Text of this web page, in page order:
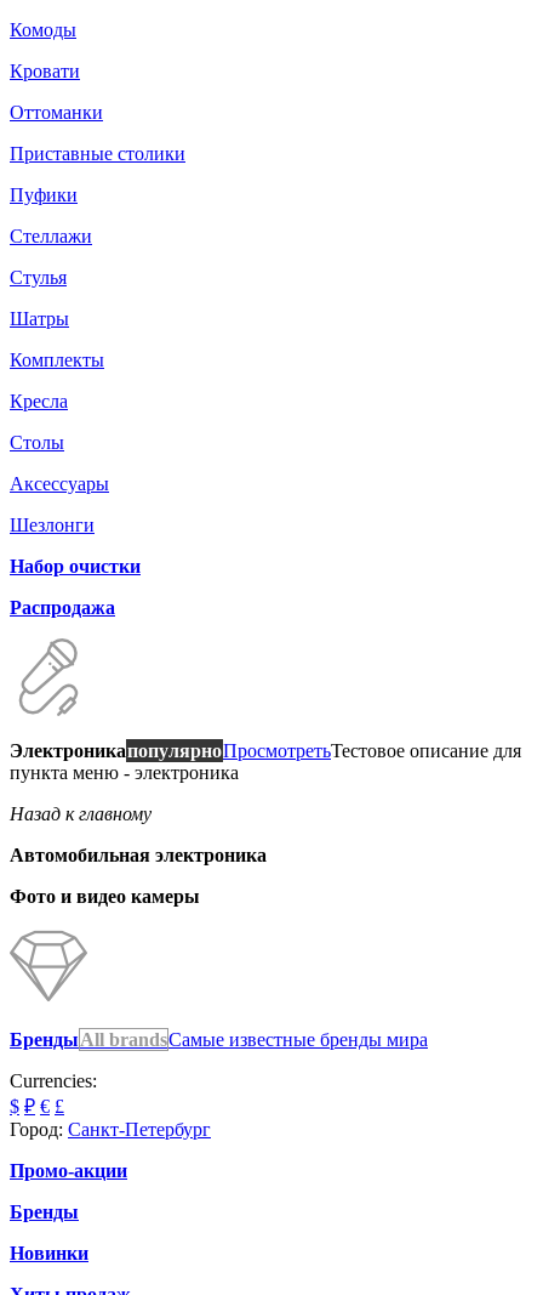
Комоды
Кровати
Оттоманки
Приставные столики
Пуфики
Стеллажи
Стулья
Шатры
Комплекты
Кресла
Столы
Аксессуары
Шезлонги
Набор очистки
Распродажа
ЭлектроникапопулярноПросмотретьТестовое описание для
пункта меню - электроника
Назад к главному
Автомобильная электроника
Фото и видео камеры
БрендыAll brandsСамые известные бренды мира
Currencies:
$ ₽ € £
Город: Санкт-Петербург
Промо-акции
Бренды
Новинки